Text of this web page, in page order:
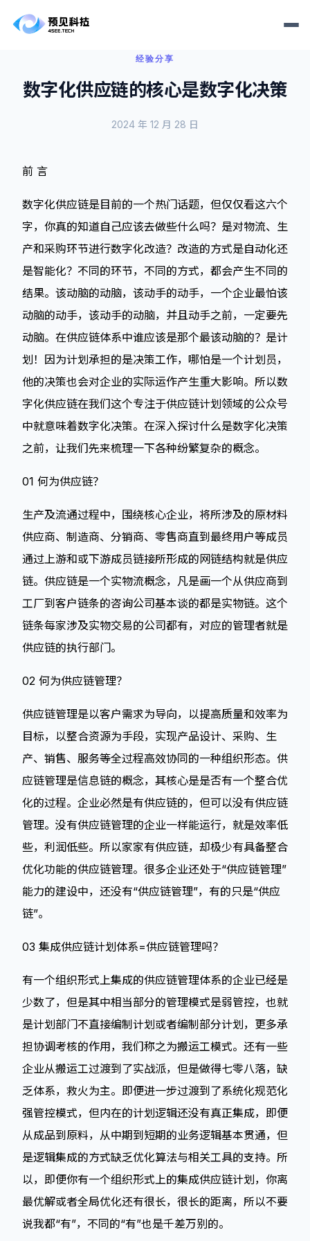
经验分享
数字化供应链的核心是数字化决策
2024 年 12 月 28 日
前 言
数字化供应链是目前的一个热门话题，但仅仅看这六个
字，你真的知道自己应该去做些什么吗？是对物流、生
产和采购环节进行数字化改造？改造的方式是自动化还
是智能化？不同的环节，不同的方式，都会产生不同的
结果。该动脑的动脑，该动手的动手，一个企业最怕该
动脑的动手，该动手的动脑，并且动手之前，一定要先
动脑。在供应链体系中谁应该是那个最该动脑的？是计
划！因为计划承担的是决策工作，哪怕是一个计划员，
他的决策也会对企业的实际运作产生重大影响。所以数
字化供应链在我们这个专注于供应链计划领域的公众号
中就意味着数字化决策。在深入探讨什么是数字化决策
之前，让我们先来梳理一下各种纷繁复杂的概念。
01 何为供应链？
生产及流通过程中，围绕核心企业，将所涉及的原材料
供应商、制造商、分销商、零售商直到最终用户等成员
通过上游和或下游成员链接所形成的网链结构就是供应
链。供应链是一个实物流概念，凡是画一个从供应商到
工厂到客户链条的咨询公司基本谈的都是实物链。这个
链条每家涉及实物交易的公司都有，对应的管理者就是
供应链的执行部门。
02 何为供应链管理？
供应链管理是以客户需求为导向，以提高质量和效率为
目标，以整合资源为手段，实现产品设计、采购、生
产、销售、服务等全过程高效协同的一种组织形态。供
应链管理是信息链的概念，其核心是是否有一个整合优
化的过程。企业必然是有供应链的，但可以没有供应链
管理。没有供应链管理的企业一样能运行，就是效率低
些，利润低些。所以家家有供应链，却极少有具备整合
优化功能的供应链管理。很多企业还处于“供应链管理”
能力的建设中，还没有“供应链管理”，有的只是“供应
链”。
03 集成供应链计划体系=供应链管理吗？
有一个组织形式上集成的供应链管理体系的企业已经是
少数了，但是其中相当部分的管理模式是弱管控，也就
是计划部门不直接编制计划或者编制部分计划，更多承
担协调考核的作用，我们称之为搬运工模式。还有一些
企业从搬运工过渡到了实战派，但是做得七零八落，缺
乏体系，救火为主。即便进一步过渡到了系统化规范化
强管控模式，但内在的计划逻辑还没有真正集成，即便
从成品到原料，从中期到短期的业务逻辑基本贯通，但
是逻辑集成的方式缺乏优化算法与相关工具的支持。所
以，即便你有一个组织形式上的集成供应链计划，你离
最优解或者全局优化还有很长，很长的距离，所以不要
说我都“有”，不同的“有”也是千差万别的。